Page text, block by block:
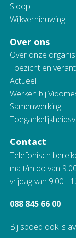
Sloop
Wijkvernieuwing
Over ons
Over onze
Toezicht en
Actueel
Werken bij
Samenwerking
Contact
Telefonisch
ma t/m do van
vrijdag van 9.00 -
088 845 66 00
Bij spoed ook 's